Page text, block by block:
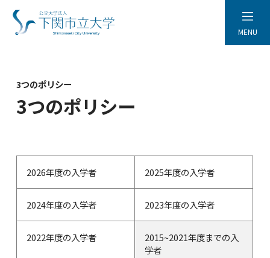
MENU
3つのポリシー
3つのポリシー
2026年度の入学者 2025年度の入学者
2024年度の入学者 2023年度の入学者
2022年度の入学者
2015~2021年度までの入
学者